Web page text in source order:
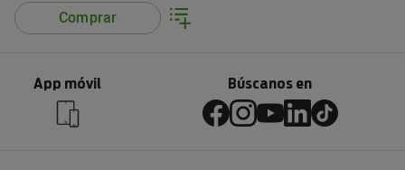
Comprar
App móvil Búscanos en